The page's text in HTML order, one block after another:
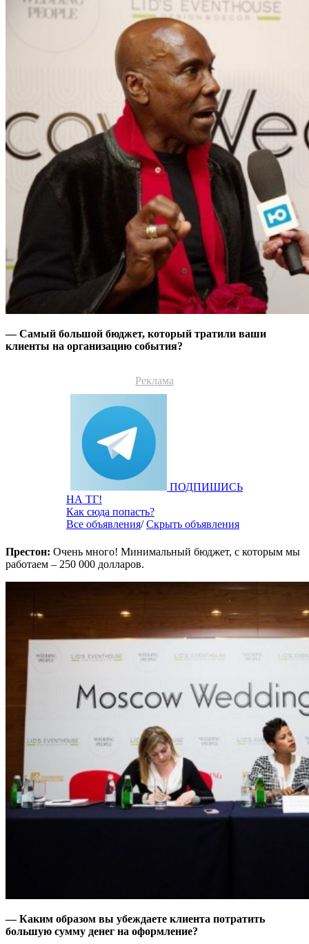
— Самый большой бюджет, который тратили ваши
клиенты на организацию события?
Реклама
ПОДПИШИСЬ
НА ТГ!
Как сюда попасть?
Все объявления/Скрыть объявления
Престон: Очень много! Минимальный бюджет, с которым мы
работаем – 250 000 долларов.
— Каким образом вы убеждаете клиента потратить
большую сумму денег на оформление?